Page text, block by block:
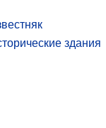
здания